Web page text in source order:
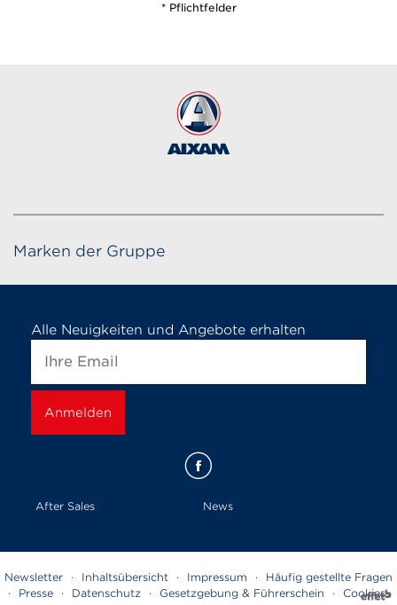
* Pflichtfelder
Marken der Gruppe
Alle Neuigkeiten und Angebote erhalten
After Sales News
Newsletter · Inhaltsübersicht · Impressum ·
Häufig gestellte Fragen
·
Presse · Datenschutz · Gesetzgebung & Führerschein · Cookies